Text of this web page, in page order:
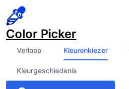
Color Picker
Verloop Kleurenkiezer
Kleurgeschiedenis